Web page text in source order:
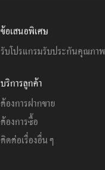
ข้อเสนอพิเศษ
รับโปรแกรมรับประกันคุณภาพ
บริการลูกค้า
ต้องการฝากขาย
ต้องการซื้อ
ติดต่อเรื่องอื่นๆ